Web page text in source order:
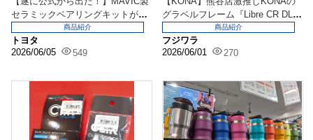
セラミックベアリングキットが新
入荷！『ホイール...
トヨタ
2026/06/05
549
商品紹介
グラベルフレーム『Libre CR DL』
フジワラ
2026/06/01
270
商品紹介